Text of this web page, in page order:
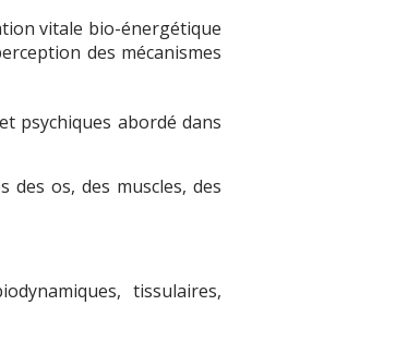
vitale bio-énergétique
des mécanismes
psychiques abordé dans
des os, des muscles, des
tissulaires,